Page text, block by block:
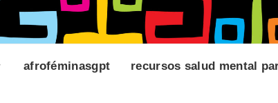
afroféminasgpt recursos salud mental